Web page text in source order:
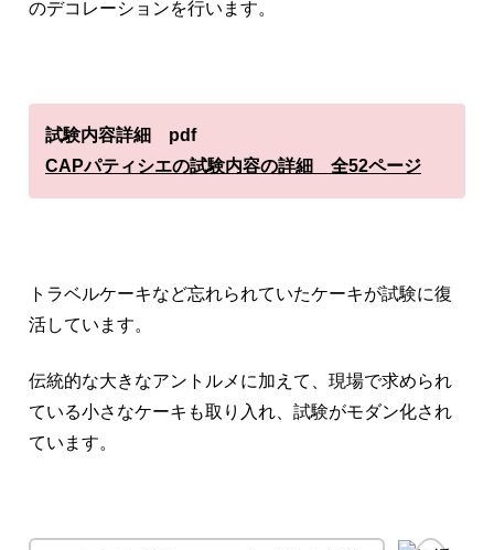
のデコレーションを行います。
試験内容詳細 pdf
CAPパティシエの試験内容の詳細 全52ページ
トラベルケーキなど忘れられていたケーキが試験に復
活しています。
伝統的な大きなアントルメに加えて、現場で求められ
ている小さなケーキも取り入れ、試験がモダン化され
ています。